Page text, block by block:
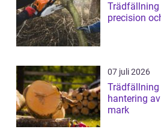
Trädfällning
precision
07 juli 2026
Trädfällning
hantering
mark